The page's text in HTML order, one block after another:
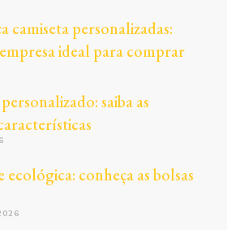
camiseta personalizadas:
ideal para comprar
saiba as
ecológica: conheça as bolsas